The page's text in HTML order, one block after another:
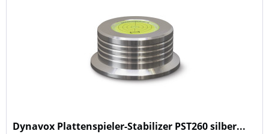
Dynavox Plattenspieler-Stabilizer PST260 silber...